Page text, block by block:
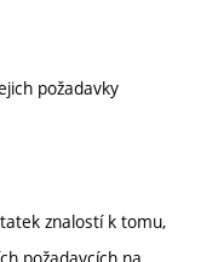
požadavky
znalostí k tomu,